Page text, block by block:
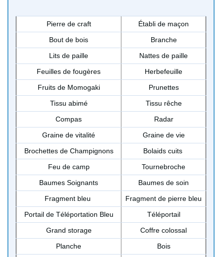
Pierre de craft
Établi de maçon
Bout de bois
Branche
Lits de paille
Nattes de paille
Feuilles de fougères
Herbefeuille
Fruits de Momogaki
Prunettes
Tissu abimé
Tissu rêche
Compas
Radar
Graine de vitalité
Graine de vie
Brochettes de Champignons
Bolaids cuits
Feu de camp
Tournebroche
Baumes Soignants
Baumes de soin
Fragment bleu
Fragment de pierre bleu
Portail de Téléportation Bleu
Téléportail
Grand storage
Coffre colossal
Planche
Bois